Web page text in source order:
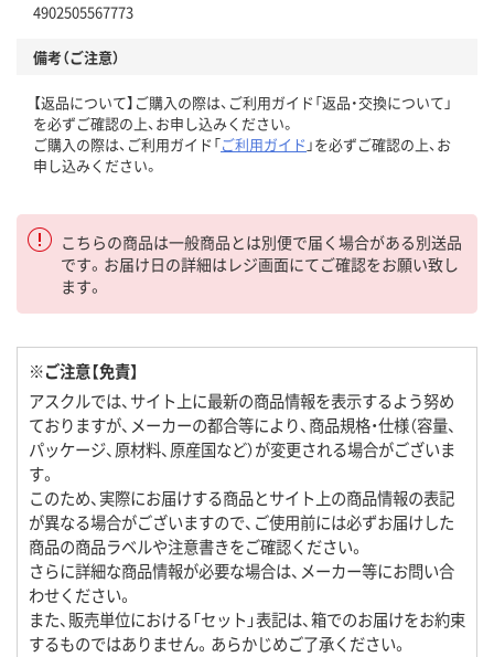
4902505567773
備考（ご注意）
【返品について】ご購入の際は、ご利用ガイド「返品・交換について」
を必ずご確認の上、お申し込みください。
ご購入の際は、ご利用ガイド「ご利用ガイド 」を必ずご確認の上、お
申し込みください。
こちらの商品は一般商品とは別便で届く場合がある別送品
です。お届け日の詳細はレジ画面にてご確認をお願い致し
ます。
※ご注意【免責】
アスクルでは、サイト上に最新の商品情報を表示するよう努め
ておりますが、メーカーの都合等により、商品規格・仕様（容量、
パッケージ、原材料、原産国など）が変更される場合がございま
す。
このため、実際にお届けする商品とサイト上の商品情報の表記
が異なる場合がございますので、ご使用前には必ずお届けした
商品の商品ラベルや注意書きをご確認ください。
さらに詳細な商品情報が必要な場合は、メーカー等にお問い合
わせください。
また、販売単位における「セット」表記は、箱でのお届けをお約束
するものではありません。あらかじめご了承ください。